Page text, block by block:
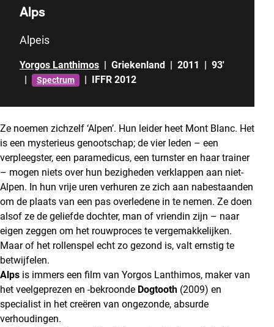
Alps
Alpeis
Yorgos Lanthimos | Griekenland | 2011 | 93'
|
Spectrum | IFFR 2012
Ze noemen zichzelf ‘Alpen’. Hun leider heet Mont Blanc. Het
is een mysterieus genootschap; de vier leden – een
verpleegster, een paramedicus, een turnster en haar trainer
– mogen niets over hun bezigheden verklappen aan niet-
Alpen. In hun vrije uren verhuren ze zich aan nabestaanden
om de plaats van een pas overledene in te nemen. Ze doen
alsof ze de geliefde dochter, man of vriendin zijn – naar
eigen zeggen om het rouwproces te vergemakkelijken.
Maar of het rollenspel echt zo gezond is, valt ernstig te
betwijfelen.
Alps is immers een film van Yorgos Lanthimos, maker van
het veelgeprezen en -bekroonde Dogtooth (2009) en
specialist in het creëren van ongezonde, absurde
verhoudingen.